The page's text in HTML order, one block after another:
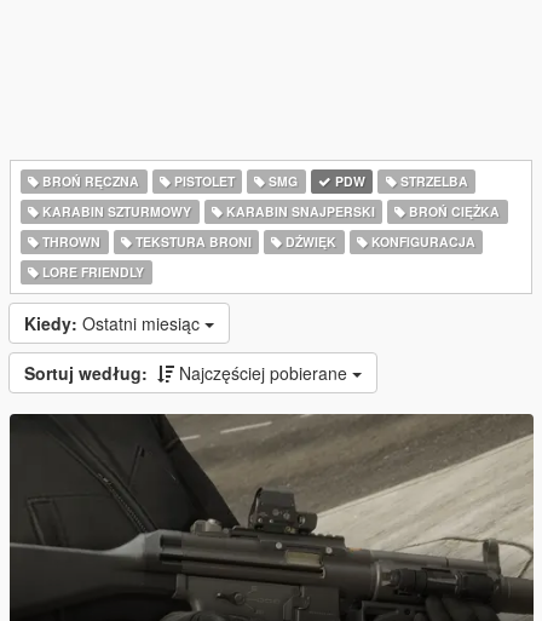
BROŃ RĘCZNA PISTOLET SMG PDW
STRZELBA
KARABIN SZTURMOWY
KARABIN SNAJPERSKI
BROŃ CIĘŻKA
THROWN
TEKSTURA BRONI DŹWIĘK
KONFIGURACJA
LORE FRIENDLY
Kiedy: Ostatni miesiąc
Sortuj według: Najczęściej pobierane